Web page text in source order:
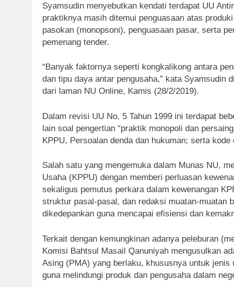
Syamsudin menyebutkan kendati terdapat UU
praktiknya masih ditemui penguasaan atas
pasokan (monopsoni), penguasaan pasar, serta
pemenang tender.
“Banyak faktornya seperti kongkalikong antara
dan tipu daya antar pengusaha,” kata Syamsudin
dari laman NU Online, Kamis (28/2/2019).
Dalam revisi UU No. 5 Tahun 1999 ini terdapat
lain soal pengertian “praktik monopoli dan
KPPU, Persoalan denda dan hukuman; serta
Salah satu yang mengemuka dalam Munas NU,
Usaha (KPPU) dengan memberi perluasan
sekaligus pemutus perkara dalam kewenangan
struktur pasal-pasal, dan redaksi muatan-muatan
dikedepankan guna mencapai efisiensi dan
Terkait dengan kemungkinan adanya peleburan
Komisi Bahtsul Masail Qanuniyah mengusulkan
Asing (PMA) yang berlaku, khususnya untuk
guna melindungi produk dan pengusaha dalam